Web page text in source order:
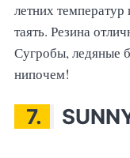
летних
таять. Резина
Сугробы, ледяные
нипочем!
7.